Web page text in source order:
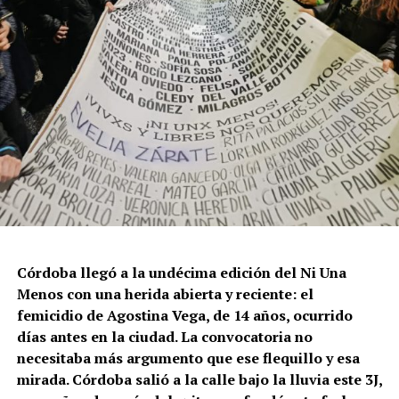
Córdoba llegó a la undécima edición del Ni Una
Menos con una herida abierta y reciente: el
femicidio de Agostina Vega, de 14 años, ocurrido
días antes en la ciudad. La convocatoria no
necesitaba más argumento que ese flequillo y esa
mirada. Córdoba salió a la calle bajo la lluvia este 3J,